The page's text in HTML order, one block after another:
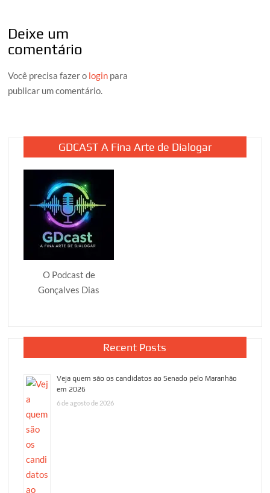
Deixe um
comentário
Você precisa fazer o login para
publicar um comentário.
GDCAST A Fina Arte de Dialogar
O Podcast de
Gonçalves Dias
Recent Posts
Veja quem são os candidatos ao Senado pelo Maranhão
em 2026
6 de agosto de 2026